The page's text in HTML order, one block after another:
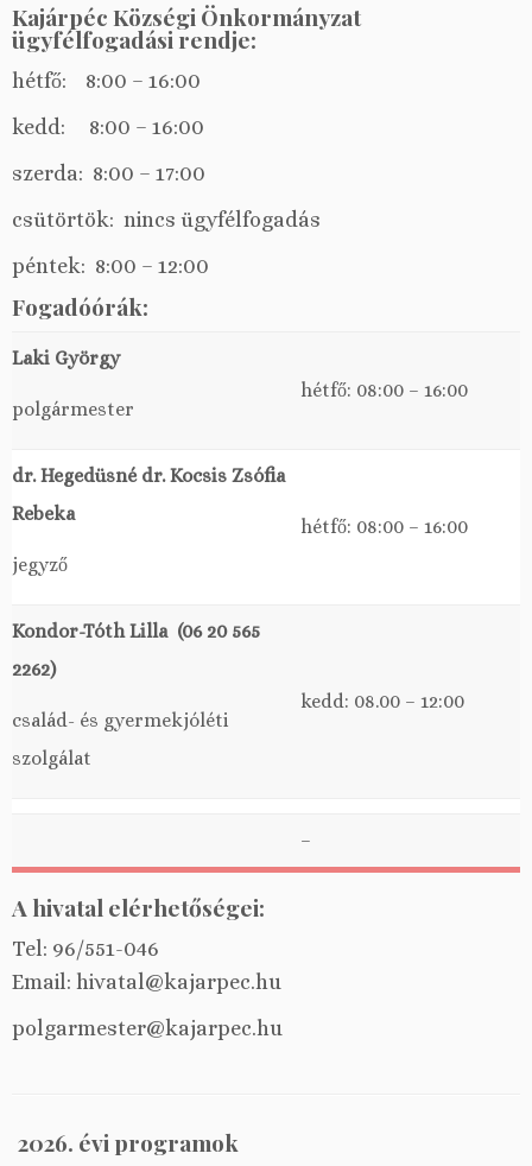
Kajárpéc Községi Önkormányzat
ügyfélfogadási rendje:
hétfő: 8:00 – 16:00
kedd: 8:00 – 16:00
szerda: 8:00 – 17:00
csütörtök: nincs ügyfélfogadás
péntek: 8:00 – 12:00
Fogadóórák:
Laki György
polgármester
hétfő: 08:00 – 16:00
dr. Hegedüsné dr. Kocsis Zsófia
Rebeka
jegyző
hétfő: 08:00 – 16:00
Kondor-Tóth Lilla (06 20 565
2262)
család- és gyermekjóléti
szolgálat
kedd: 08.00 – 12:00
–
A hivatal elérhetőségei:
Tel: 96/551-046
Email: hivatal@kajarpec.hu
polgarmester@kajarpec.hu
2026. évi programok